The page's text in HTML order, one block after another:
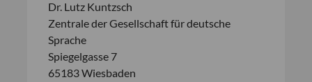
Dr. Lutz Kuntzsch
Zentrale der Gesellschaft für deutsche
Sprache
Spiegelgasse 7
65183 Wiesbaden